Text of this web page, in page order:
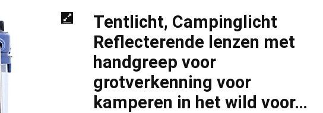
Tentlicht, Campinglicht
Reflecterende lenzen met
handgreep voor
grotverkenning voor
kamperen in het wild voor…